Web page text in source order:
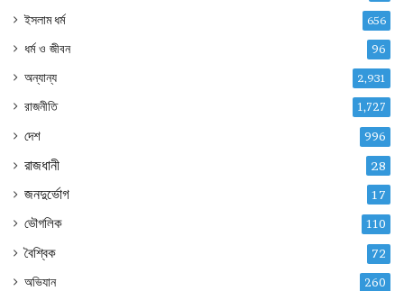
ইসলাম ধর্ম 656
ধর্ম ও জীবন 96
অন্যান্য 2,931
রাজনীতি 1,727
দেশ 996
রাজধানী 28
জনদুর্ভোগ 17
ভৌগলিক 110
বৈশ্বিক 72
অভিযান 260